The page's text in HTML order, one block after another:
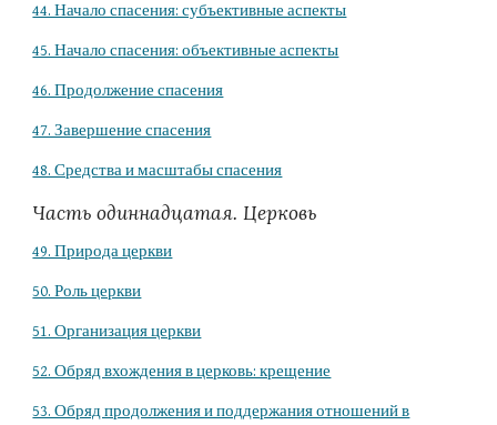
44. Начало спасения: субъективные аспекты
45. Начало спасения: объективные аспекты
46. Продолжение спасения
47. Завершение спасения
48. Средства и масштабы спасения
Часть одиннадцатая. Церковь
49. Природа церкви
50. Роль церкви
51. Организация церкви
52. Обряд вхождения в церковь: крещение
53. Обряд продолжения и поддержания отношений в